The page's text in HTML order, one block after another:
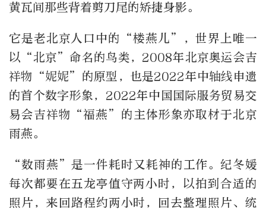
黄瓦间那些背着剪刀尾的矫捷身影。
它是老北京人口中的“楼燕儿”，世界上唯一
以“北京”命名的鸟类，2008年北京奥运会吉
祥物“妮妮”的原型，也是2022年中轴线申遗
的首个数字形象，2022年中国国际服务贸易交
易会吉祥物“福燕”的主体形象亦取材于北京
雨燕。
“数雨燕”是一件耗时又耗神的工作。纪冬媛
每次都要在五龙亭值守两小时，以拍到合适的
照片，来回路程约两小时，回去整理照片、统